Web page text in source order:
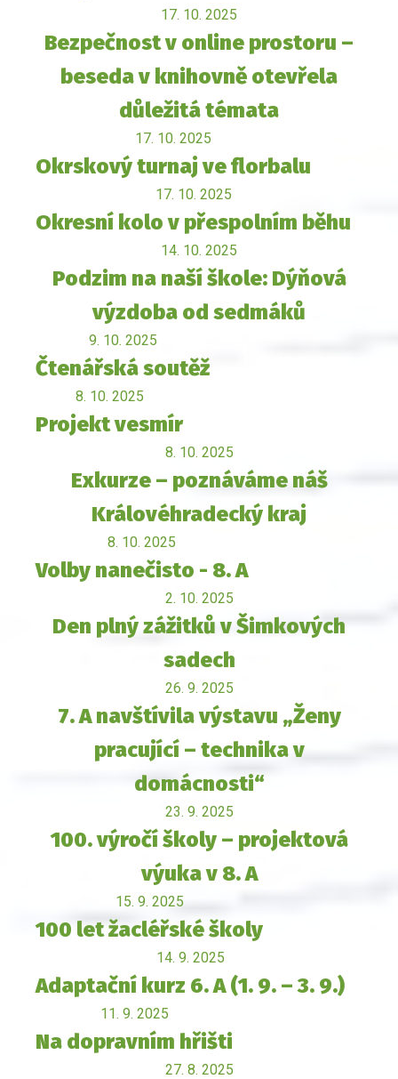
17. 10. 2025
Bezpečnost v online prostoru –
beseda v knihovně otevřela
důležitá témata
17. 10. 2025
Okrskový turnaj ve florbalu
17. 10. 2025
Okresní kolo v přespolním běhu
14. 10. 2025
Podzim na naší škole: Dýňová
výzdoba od sedmáků
9. 10. 2025
Čtenářská soutěž
8. 10. 2025
Projekt vesmír
8. 10. 2025
Exkurze – poznáváme náš
Královéhradecký kraj
8. 10. 2025
Volby nanečisto - 8. A
2. 10. 2025
Den plný zážitků v Šimkových
sadech
26. 9. 2025
7. A navštívila výstavu „Ženy
pracující – technika v
domácnosti“
23. 9. 2025
100. výročí školy – projektová
výuka v 8. A
15. 9. 2025
100 let žacléřské školy
14. 9. 2025
Adaptační kurz 6. A (1. 9. – 3. 9.)
11. 9. 2025
Na dopravním hřišti
27. 8. 2025